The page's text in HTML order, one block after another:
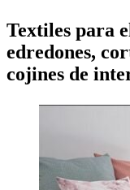
Textiles para
edredones,
cojines de